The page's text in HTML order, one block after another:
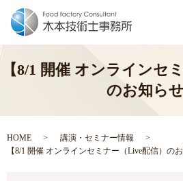
【8/1 開催 オンラインセ
のお知らせ
HOME
講演・セミナー情報
【8/1 開催 オンラインセミナー（Live配信）のお